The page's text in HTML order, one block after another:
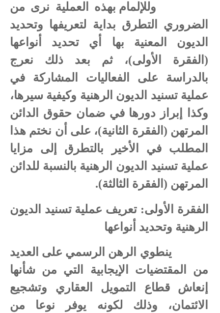
وللإلمام بهذه العملية نرى من
الضروري التطرق بداية لتعريفها وتحديد
الديون المعنية بها أي تحديد أنواعها
(الفقرة الأولى)، ثم بعد ذلك نعرج
بالدراسة على الفعاليات المشاركة في
عملية تسنيد الديون الرهنية وكيفية سيرها،
وكذا إبراز دورها في ضمان حقوق الدائن
المرتهن (الفقرة الثانية)، على أن نختم هذا
المطلب في الأخير بالتطرق إلى مزايا
عملية تسنيد الديون الرهنية بالنسبة للدائن
المرتهن (الفقرة الثالثة).
الفقرة الأولى: تعريف عملية تسنيد الديون
الرهنية وتحديد أنواعها
ينطوي الرهن الرسمي على العديد
من المقتضيات الإيجابية التي من شأنها
إنعاش قطاع التمويل العقاري وتشجيع
الائتمان، وذلك لكونه يوفر نوعا من